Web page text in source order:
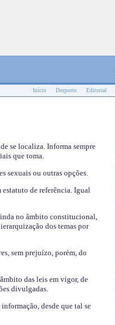
Início Desporto Editorial
se localiza. Informa sempre
que toma.
sexuais ou outras opções.
de referência. Igual
no âmbito constitucional,
dos temas por
sem prejuízo, porém, do
das leis em vigor, de
divulgadas.
desde que tal se